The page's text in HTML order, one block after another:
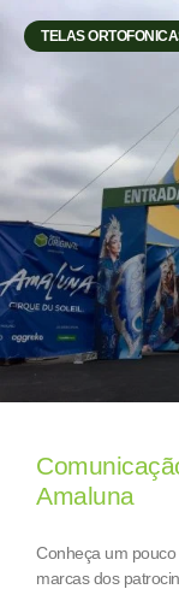
TELAS
Amaluna
Conheça um
marcas dos